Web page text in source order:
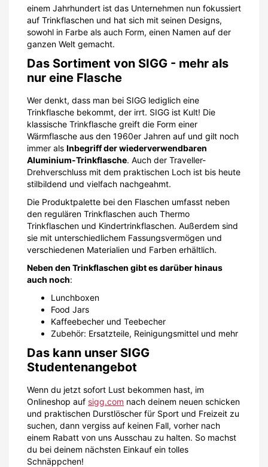
einem Jahrhundert ist das Unternehmen nun fokussiert
auf Trinkflaschen und hat sich mit seinen Designs,
sowohl in Farbe als auch Form, einen Namen auf der
ganzen Welt gemacht.
Das Sortiment von SIGG - mehr als
nur eine Flasche
Wer denkt, dass man bei SIGG lediglich eine
Trinkflasche bekommt, der irrt. SIGG ist Kult! Die
klassische Trinkflasche greift die Form einer
Wärmflasche aus den 1960er Jahren auf und gilt noch
immer als Inbegriff der wiederverwendbaren
Aluminium-Trinkflasche. Auch der Traveller-
Drehverschluss mit dem praktischen Loch ist bis heute
stilbildend und vielfach nachgeahmt.
Die Produktpalette bei den Flaschen umfasst neben
den regulären Trinkflaschen auch Thermo
Trinkflaschen und Kindertrinkflaschen. Außerdem sind
sie mit unterschiedlichem Fassungsvermögen und
verschiedenen Materialien und Farben erhältlich.
Neben den Trinkflaschen gibt es darüber hinaus
auch noch:
Lunchboxen
Food Jars
Kaffeebecher und Teebecher
Zubehör: Ersatzteile, Reinigungsmittel und mehr
Das kann unser SIGG
Studentenangebot
Wenn du jetzt sofort Lust bekommen hast, im
Onlineshop auf sigg.com nach deinem neuen schicken
und praktischen Durstlöscher für Sport und Freizeit zu
suchen, dann vergiss auf keinen Fall, vorher nach
einem Rabatt von uns Ausschau zu halten. So machst
du bei deinem nächsten Einkauf ein tolles
Schnäppchen!